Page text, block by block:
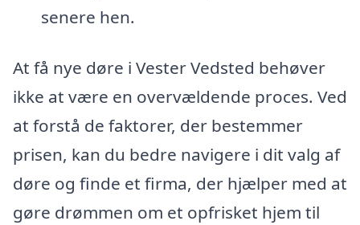
senere hen.
At få nye døre i Vester Vedsted behøver
ikke at være en overvældende proces. Ved
at forstå de faktorer, der bestemmer
prisen, kan du bedre navigere i dit valg af
døre og finde et firma, der hjælper med at
gøre drømmen om et opfrisket hjem til